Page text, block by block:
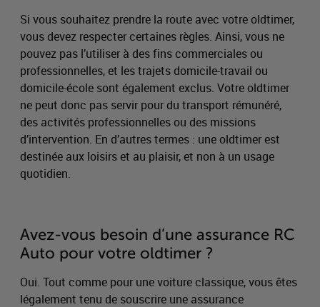
Si vous souhaitez prendre la route avec votre oldtimer,
vous devez respecter certaines règles. Ainsi, vous ne
pouvez pas l’utiliser à des fins commerciales ou
professionnelles, et les trajets domicile-travail ou
domicile-école sont également exclus. Votre oldtimer
ne peut donc pas servir pour du transport rémunéré,
des activités professionnelles ou des missions
d’intervention. En d’autres termes : une oldtimer est
destinée aux loisirs et au plaisir, et non à un usage
quotidien.
Avez-vous besoin d’une assurance RC
Auto pour votre oldtimer ?
Oui. Tout comme pour une voiture classique, vous êtes
légalement tenu de souscrire une assurance